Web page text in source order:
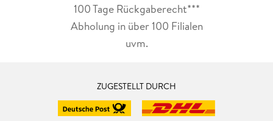
100 Tage Rückgaberecht***
Abholung in über 100 Filialen
uvm.
ZUGESTELLT DURCH